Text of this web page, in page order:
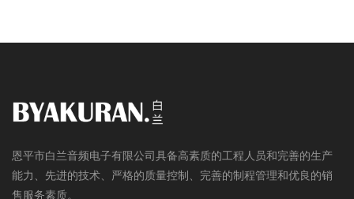
恩平市白兰音频电子有限公司具备高素质的工程人员和完善的生产
能力、先进的技术、严格的质量控制、完善的制程管理和优良的销
售服务素质。